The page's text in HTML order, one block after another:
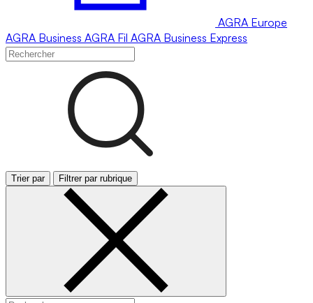
AGRA Europe
AGRA Business AGRA Fil AGRA Business Express
Trier par Filtrer par rubrique